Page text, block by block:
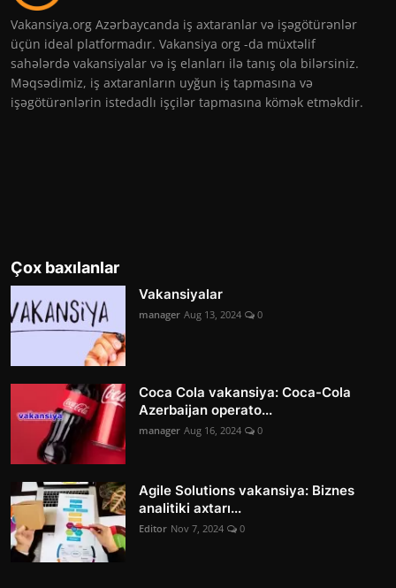
Vakansiya.org Azərbaycanda iş axtaranlar və işəgötürənlər
üçün ideal platformadır. Vakansiya org -da müxtəlif
sahələrdə vakansiyalar və iş elanları ilə tanış ola bilərsiniz.
Məqsədimiz, iş axtaranların uyğun iş tapmasına və
işəgötürənlərin istedadlı işçilər tapmasına kömək etməkdir.
Çox baxılanlar
Vakansiyalar
manager Aug 13, 2024 0
Coca Cola vakansiya: Coca-Cola
Azerbaijan operato...
manager Aug 16, 2024 0
Agile Solutions vakansiya: Biznes
analitiki axtarı...
Editor Nov 7, 2024 0